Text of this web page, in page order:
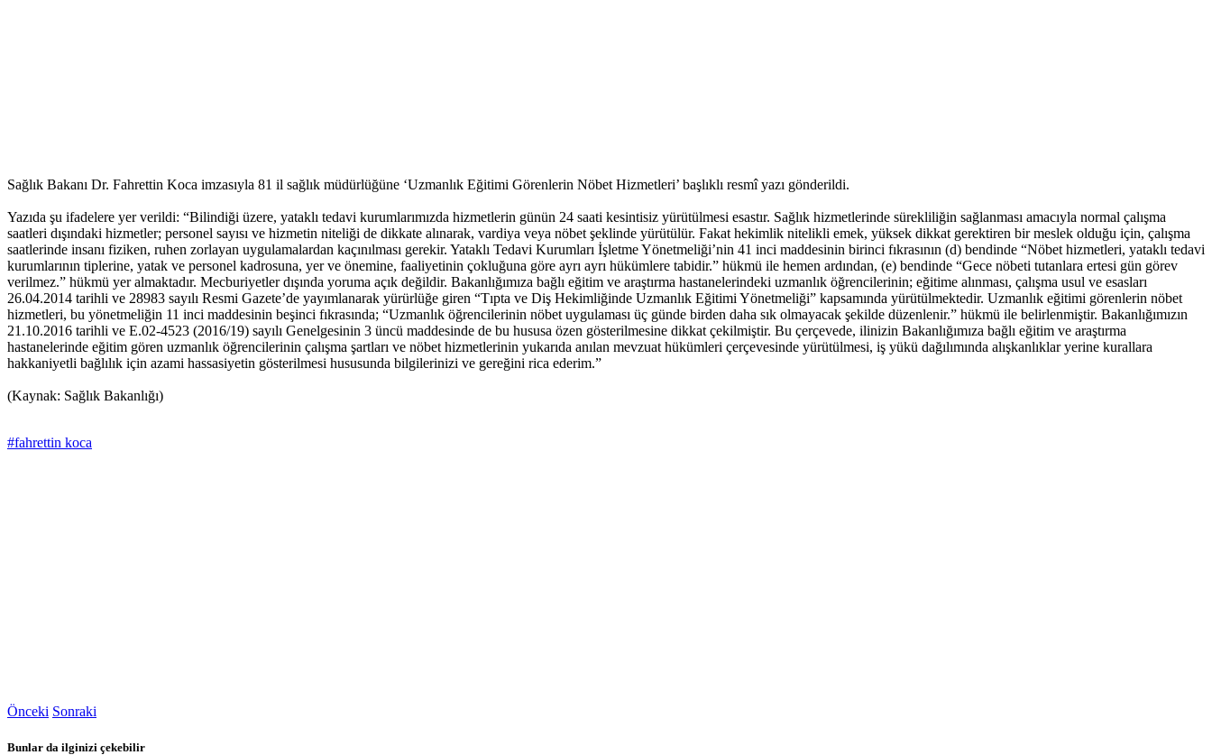
Sağlık Bakanı Dr. Fahrettin Koca imzasıyla 81 il sağlık müdürlüğüne ‘Uzmanlık Eğitimi Görenlerin Nöbet Hizmetleri’ başlıklı resmî yazı gönderildi.
Yazıda şu ifadelere yer verildi: “Bilindiği üzere, yataklı tedavi kurumlarımızda hizmetlerin günün 24 saati kesintisiz yürütülmesi esastır. Sağlık hizmetlerinde sürekliliğin sağlanması amacıyla normal çalışma
saatleri dışındaki hizmetler; personel sayısı ve hizmetin niteliği de dikkate alınarak, vardiya veya nöbet şeklinde yürütülür. Fakat hekimlik nitelikli emek, yüksek dikkat gerektiren bir meslek olduğu için, çalışma
saatlerinde insanı fiziken, ruhen zorlayan uygulamalardan kaçınılması gerekir. Yataklı Tedavi Kurumları İşletme Yönetmeliği’nin 41 inci maddesinin birinci fıkrasının (d) bendinde “Nöbet hizmetleri, yataklı tedavi
kurumlarının tiplerine, yatak ve personel kadrosuna, yer ve önemine, faaliyetinin çokluğuna göre ayrı ayrı hükümlere tabidir.” hükmü ile hemen ardından, (e) bendinde “Gece nöbeti tutanlara ertesi gün görev
verilmez.” hükmü yer almaktadır. Mecburiyetler dışında yoruma açık değildir. Bakanlığımıza bağlı eğitim ve araştırma hastanelerindeki uzmanlık öğrencilerinin; eğitime alınması, çalışma usul ve esasları
26.04.2014 tarihli ve 28983 sayılı Resmi Gazete’de yayımlanarak yürürlüğe giren “Tıpta ve Diş Hekimliğinde Uzmanlık Eğitimi Yönetmeliği” kapsamında yürütülmektedir. Uzmanlık eğitimi görenlerin nöbet
hizmetleri, bu yönetmeliğin 11 inci maddesinin beşinci fıkrasında; “Uzmanlık öğrencilerinin nöbet uygulaması üç günde birden daha sık olmayacak şekilde düzenlenir.” hükmü ile belirlenmiştir. Bakanlığımızın
21.10.2016 tarihli ve E.02-4523 (2016/19) sayılı Genelgesinin 3 üncü maddesinde de bu hususa özen gösterilmesine dikkat çekilmiştir. Bu çerçevede, ilinizin Bakanlığımıza bağlı eğitim ve araştırma
hastanelerinde eğitim gören uzmanlık öğrencilerinin çalışma şartları ve nöbet hizmetlerinin yukarıda anılan mevzuat hükümleri çerçevesinde yürütülmesi, iş yükü dağılımında alışkanlıklar yerine kurallara
hakkaniyetli bağlılık için azami hassasiyetin gösterilmesi hususunda bilgilerinizi ve gereğini rica ederim.”
(Kaynak: Sağlık Bakanlığı)
#fahrettin koca
Önceki Sonraki
Bunlar da ilginizi çekebilir